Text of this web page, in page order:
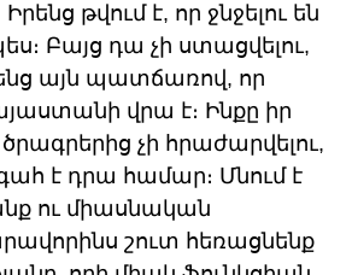
Իրենց թվում է, որ ջնջելու են
Բայց դա չի ստացվելու,
այն պատճառով, որ
վրա է։ Ինքը իր
չի հրաժարվելու,
է դրա համար։ Մնում է
ու միասնական
շուտ հեռացնենք